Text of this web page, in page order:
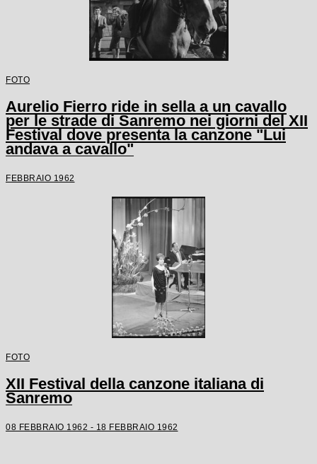
FOTO
Aurelio Fierro ride in sella a un cavallo
per le strade di Sanremo nei giorni del XII
Festival dove presenta la canzone "Lui
andava a cavallo"
FEBBRAIO 1962
FOTO
XII Festival della canzone italiana di
Sanremo
08 FEBBRAIO 1962 - 18 FEBBRAIO 1962